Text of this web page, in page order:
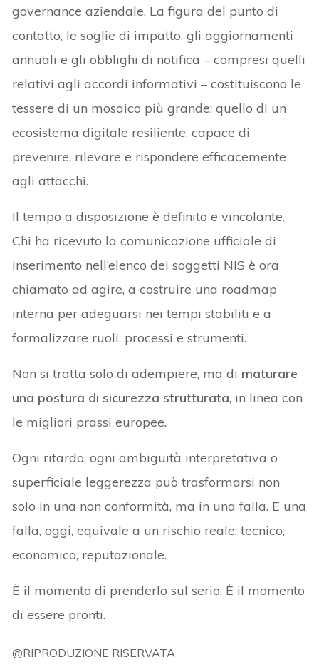
governance aziendale. La figura del punto di
contatto, le soglie di impatto, gli aggiornamenti
annuali e gli obblighi di notifica – compresi quelli
relativi agli accordi informativi – costituiscono le
tessere di un mosaico più grande: quello di un
ecosistema digitale resiliente, capace di
prevenire, rilevare e rispondere efficacemente
agli attacchi.
Il tempo a disposizione è definito e vincolante.
Chi ha ricevuto la comunicazione ufficiale di
inserimento nell’elenco dei soggetti NIS è ora
chiamato ad agire, a costruire una roadmap
interna per adeguarsi nei tempi stabiliti e a
formalizzare ruoli, processi e strumenti.
Non si tratta solo di adempiere, ma di maturare
una postura di sicurezza strutturata, in linea con
le migliori prassi europee.
Ogni ritardo, ogni ambiguità interpretativa o
superficiale leggerezza può trasformarsi non
solo in una non conformità, ma in una falla. E una
falla, oggi, equivale a un rischio reale: tecnico,
economico, reputazionale.
È il momento di prenderlo sul serio. È il momento
di essere pronti.
@RIPRODUZIONE RISERVATA